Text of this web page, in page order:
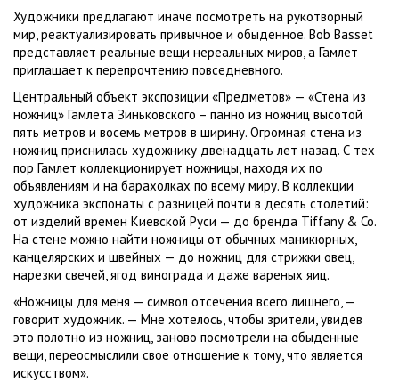
Художники предлагают иначе посмотреть на рукотворный
мир, реактуализировать привычное и обыденное. Bob Basset
представляет реальные вещи нереальных миров, а Гамлет
приглашает к перепрочтению повседневного.
Центральный объект экспозиции «Предметов» — «Стена из
ножниц» Гамлета Зиньковского – панно из ножниц высотой
пять метров и восемь метров в ширину. Огромная стена из
ножниц приснилась художнику двенадцать лет назад. С тех
пор Гамлет коллекционирует ножницы, находя их по
объявлениям и на барахолках по всему миру. В коллекции
художника экспонаты с разницей почти в десять столетий:
от изделий времен Киевской Руси — до бренда Tiffany & Co.
На стене можно найти ножницы от обычных маникюрных,
канцелярских и швейных — до ножниц для стрижки овец,
нарезки свечей, ягод винограда и даже вареных яиц.
«Ножницы для меня — символ отсечения всего лишнего, —
говорит художник. — Мне хотелось, чтобы зрители, увидев
это полотно из ножниц, заново посмотрели на обыденные
вещи, переосмыслили свое отношение к тому, что является
искусством».